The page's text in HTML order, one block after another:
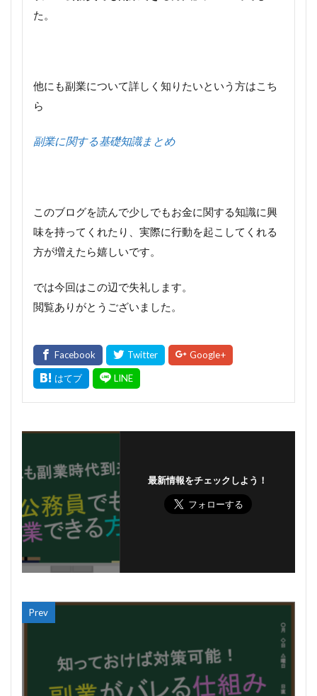
た。
他にも副業について詳しく知りたいという方はこち
ら
副業に関する基礎知識まとめ
このブログを読んで少しでもお金に関する知識に興
味を持ってくれたり、実際に行動を起こしてくれる
方が増えたら嬉しいです。
では今回はこの辺で失礼します。
閲覧ありがとうございました。
最新情報をチェックしよう！
Prev